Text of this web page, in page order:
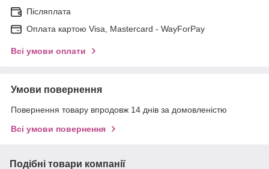
Післяплата
Оплата картою Visa, Mastercard - WayForPay
Всі умови оплати
Умови повернення
Повернення товару впродовж 14 днів за домовленістю
Всі умови повернення
Подібні товари компанії